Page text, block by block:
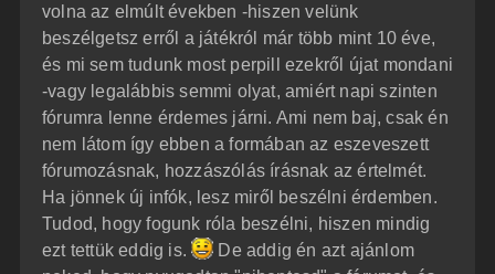
volna az elmúlt években -hiszen velünk
beszélgetsz erről a játékról már több mint 10 éve,
és mi sem tudunk most perpill ezekről újat mondani
-vagy legalábbis semmi olyat, amiért napi szinten
fórumra lenne érdemes járni. Ami nem baj, csak én
nem látom így ebben a formában az eszeveszett
fórumozásnak, hozzászólás írásnak az értelmét.
Ha jönnek új infók, lesz miről beszélni érdemben.
Tudod, hogy fogunk róla beszélni, hiszen mindig
ezt tettük eddig is.
De addig én azt ajánlom